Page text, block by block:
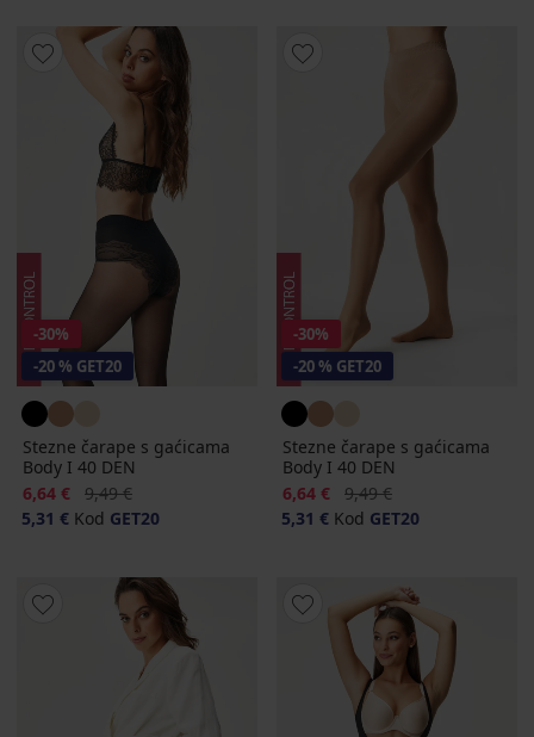
-30%
-20 % GET20
Stezne čarape s gaćicama
Body I 40 DEN
Popust
6,64 € Prvobitna cijena
9,49 €
5,31 € Kod GET20
-30%
-20 % GET20
Stezne čarape s gaćicama
Body I 40 DEN
Popust
6,64 € Prvobitna cijena
9,49 €
5,31 € Kod GET20